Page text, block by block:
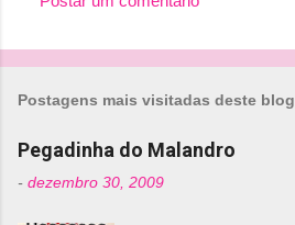
á
i
o
Postagens mais visitadas deste blog
Pegadinha do Malandro
- dezembro 30, 2009